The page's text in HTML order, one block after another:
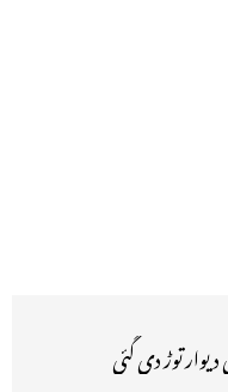
توڑ دی گئی